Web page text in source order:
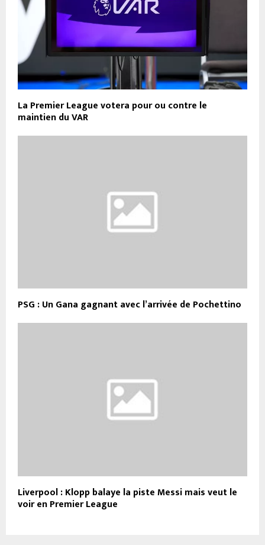
La Premier League votera pour ou contre le
maintien du VAR
PSG : Un Gana gagnant avec l’arrivée de Pochettino
Liverpool : Klopp balaye la piste Messi mais veut le
voir en Premier League